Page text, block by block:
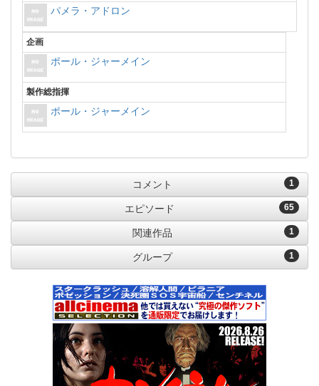
パメラ・アドロン
企画
ポール・ジャーメイン
製作総指揮
ポール・ジャーメイン
1
コメント
65
エピソード
1
関連作品
1
グループ